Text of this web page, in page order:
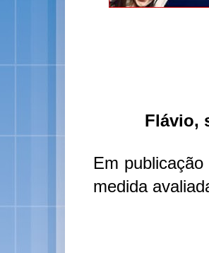
Flávio,
Em
medida